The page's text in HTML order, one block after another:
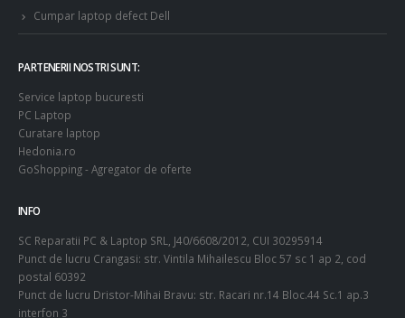
Cumpar laptop defect Dell
PARTENERII NOSTRI SUNT:
Service laptop bucuresti
PC Laptop
Curatare laptop
Hedonia.ro
GoShopping - Agregator de oferte
INFO
SC Reparatii PC & Laptop SRL, J40/6608/2012, CUI 30295914
Punct de lucru Crangasi: str. Vintila Mihailescu Bloc 57 sc 1 ap 2, cod
postal 60392
Punct de lucru Dristor-Mihai Bravu: str. Racari nr.14 Bloc.44 Sc.1 ap.3
interfon 3